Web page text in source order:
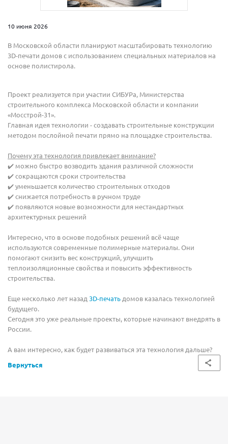
10 июня 2026
В Московской области планируют масштабировать технологию
3D-печати домов с использованием специальных материалов на
основе полистирола.
Проект реализуется при участии СИБУРа, Министерства
строительного комплекса Московской области и компании
«Мосстрой-31».
Главная идея технологии - создавать строительные конструкции
методом послойной печати прямо на площадке строительства.
Почему эта технология привлекает внимание?
✔️ можно быстро возводить здания различной сложности
✔️ сокращаются сроки строительства
✔️ уменьшается количество строительных отходов
✔️ снижается потребность в ручном труде
✔️ появляются новые возможности для нестандартных
архитектурных решений
Интересно, что в основе подобных решений всё чаще
используются современные полимерные материалы. Они
помогают снизить вес конструкций, улучшить
теплоизоляционные свойства и повысить эффективность
строительства.
Еще несколько лет назад 3D-печать домов казалась технологией
будущего.
Сегодня это уже реальные проекты, которые начинают внедрять в
России.
А вам интересно, как будет развиваться эта технология дальше?
Вернуться